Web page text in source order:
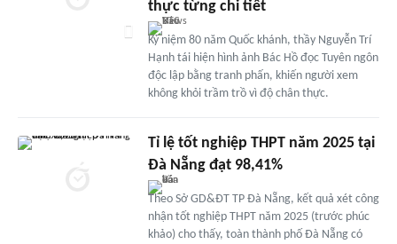
thực từng chi tiết
Kỷ niệm 80 năm Quốc khánh, thầy Nguyễn Trí
Hạnh tái hiện hình ảnh Bác Hồ đọc Tuyên ngôn
độc lập bằng tranh phấn, khiến người xem
không khỏi trầm trồ vì độ chân thực.
Tỉ lệ tốt nghiệp THPT năm 2025 tại
Đà Nẵng đạt 98,41%
Theo Sở GD&ĐT TP Đà Nẵng, kết quả xét công
nhận tốt nghiệp THPT năm 2025 (trước phúc
khảo) cho thấy, toàn thành phố Đà Nẵng có